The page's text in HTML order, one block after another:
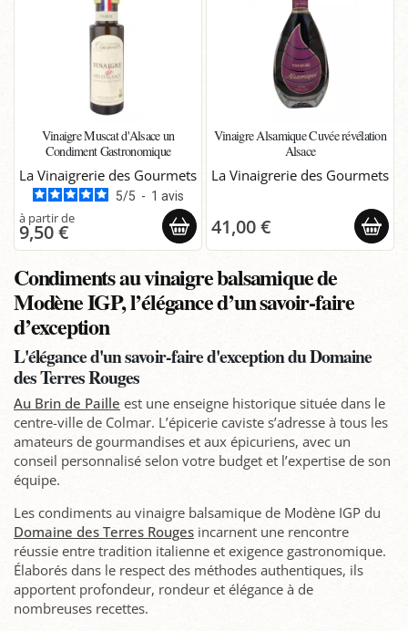
Vinaigre Muscat d'Alsace un
Condiment Gastronomique
La Vinaigrerie des Gourmets
5/5 - 1 avis
9,50 €
Vinaigre Alsamique Cuvée révélation
Alsace
La Vinaigrerie des Gourmets
41,00 €
Condiments au vinaigre balsamique de
Modène IGP, l’élégance d’un savoir-faire
d’exception
L'élégance d'un savoir-faire d'exception du Domaine
des Terres Rouges
Au Brin de Paille est une enseigne historique située dans le
centre-ville de Colmar. L’épicerie caviste s’adresse à tous les
amateurs de gourmandises et aux épicuriens, avec un
conseil personnalisé selon votre budget et l’expertise de son
équipe.
Les condiments au vinaigre balsamique de Modène IGP du
Domaine des Terres Rouges incarnent une rencontre
réussie entre tradition italienne et exigence gastronomique.
Élaborés dans le respect des méthodes authentiques, ils
apportent profondeur, rondeur et élégance à de
nombreuses recettes.